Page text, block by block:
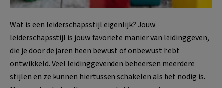
Wat is een leiderschapsstijl eigenlijk? Jouw
leiderschapsstijl is jouw favoriete manier van leidinggeven,
die je door de jaren heen bewust of onbewust hebt
ontwikkeld. Veel leidinggevenden beheersen meerdere
stijlen en ze kunnen hiertussen schakelen als het nodig is.